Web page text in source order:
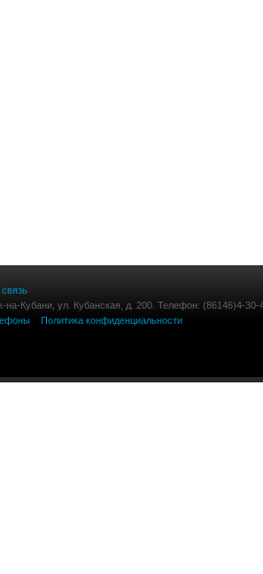
на-Кубани, ул. Кубанская, д. 200. Телефон: (86146)4-30-
Политика конфиденциальности